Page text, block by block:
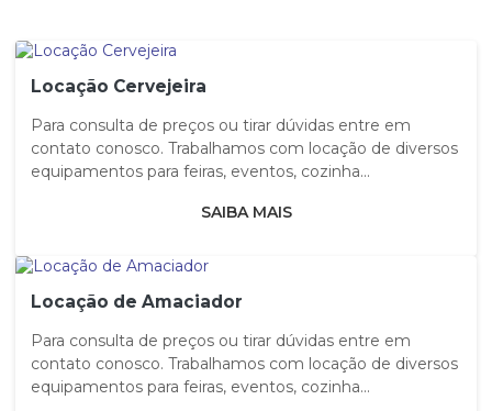
Locação Cervejeira
Para consulta de preços ou tirar dúvidas entre em
contato conosco. Trabalhamos com locação de diversos
equipamentos para feiras, eventos, cozinha...
SAIBA MAIS
Locação de Amaciador
Para consulta de preços ou tirar dúvidas entre em
contato conosco. Trabalhamos com locação de diversos
equipamentos para feiras, eventos, cozinha...